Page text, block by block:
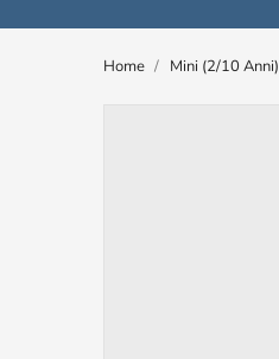
Home Mini (2/10 Anni)